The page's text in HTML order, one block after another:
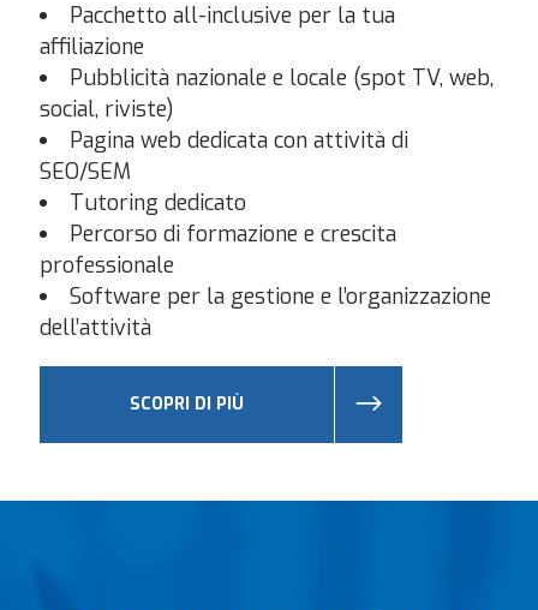
Via Dante, 122
Sesto San Giovanni 20099
Italy
Telefono:
02 91327212
Email
Più Info
8.9 km
Indicazioni
Bollate 20021
Italy
Telefono:02 36558186
Pacchetto all-inclusive per la tua
affiliazione
Pubblicità nazionale e locale (spot TV, web,
social, riviste)
Pagina web dedicata con attività di
SEO/SEM
Tutoring dedicato
Percorso di formazione e crescita
professionale
Software per la gestione e l’organizzazione
dell’attività
SCOPRI DI PIÙ